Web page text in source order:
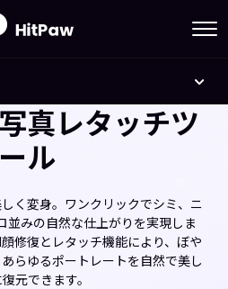
真レタッチツ
ール
く変身。ワンクリックでシミ、ニ
並みの自然な仕上がりを実現しま
修復とレタッチ機能により、ぼや
らゆるポートレートを自然で美し
元できます。